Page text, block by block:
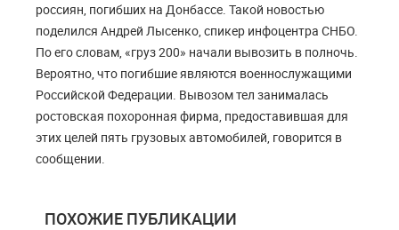
россиян, погибших на Донбассе. Такой новостью
поделился Андрей Лысенко, спикер инфоцентра СНБО.
По его словам, «груз 200» начали вывозить в полночь.
Вероятно, что погибшие являются военнослужащими
Российской Федерации. Вывозом тел занималась
ростовская похоронная фирма, предоставившая для
этих целей пять грузовых автомобилей, говорится в
сообщении.
ПОХОЖИЕ ПУБЛИКАЦИИ